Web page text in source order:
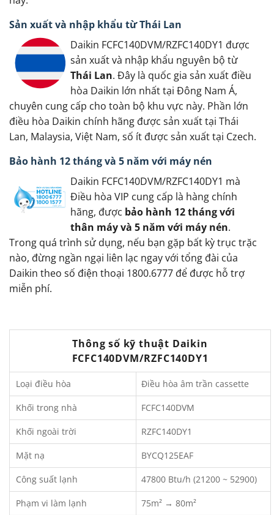
Sản xuất và nhập khẩu từ Thái Lan
Daikin FCFC140DVM/RZFC140DY1 được
sản xuất và nhập khẩu nguyên bộ từ
Thái Lan. Đây là quốc gia sản xuất điều
hòa Daikin lớn nhất tại Đông Nam Á,
chuyên cung cấp cho toàn bộ khu vực này. Phần lớn
điều hòa Daikin chính hãng được sản xuất tại Thái
Lan, Malaysia, Việt Nam, số ít được sản xuất tại Czech.
Bảo hành 12 tháng và 5 năm với máy nén
Daikin FCFC140DVM/RZFC140DY1 mà
Điều hòa VIP cung cấp là hàng chính
hãng, được bảo hành 12 tháng với
thân máy và 5 năm với máy nén.
Trong quá trình sử dụng, nếu bạn gặp bất kỳ trục trặc
nào, đừng ngần ngại liên lạc ngay với tổng đài của
Daikin theo số điện thoại 1800.6777 để được hỗ trợ
miễn phí.
Thông số kỹ thuật Daikin
FCFC140DVM/RZFC140DY1
Loại điều hòa Điều hòa âm trần cassette
Khối trong nhà FCFC140DVM
Khối ngoài trời RZFC140DY1
Mặt nạ BYCQ125EAF
Công suất lạnh 47800 Btu/h (21200 ~ 52900)
Phạm vi làm lạnh 75m² → 80m²